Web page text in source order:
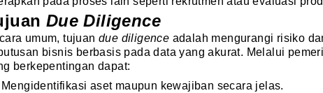
Due Diligence
umum, tujuan due diligence adalah mengurangi risiko
bisnis berbasis pada data yang akurat. Melalui
berkepentingan dapat:
Mengidentifikasi aset maupun kewajiban secara jelas.